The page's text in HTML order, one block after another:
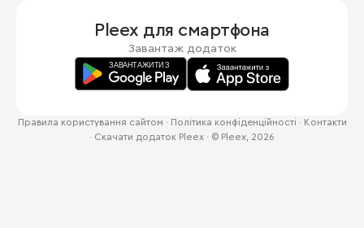
Pleex для смартфона
Завантаж додаток
Правила користування сайтом · Політика конфіденційності · Контакти
· Скачати додаток Pleex · © Pleex, 2026